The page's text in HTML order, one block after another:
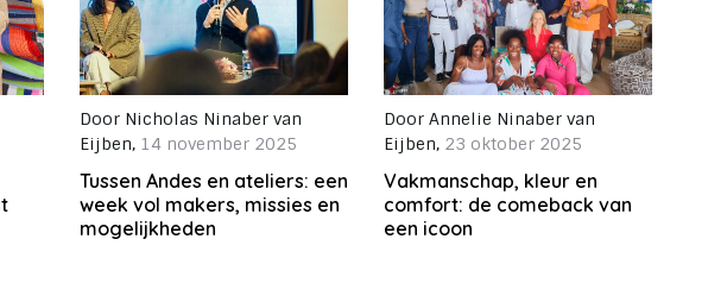
Door Nicholas Ninaber van
Eijben, 14 november 2025
Tussen Andes en ateliers: een
week vol makers, missies en
mogelijkheden
Door Annelie Ninaber van
Eijben, 23 oktober 2025
Vakmanschap, kleur en
comfort: de comeback van
een icoon